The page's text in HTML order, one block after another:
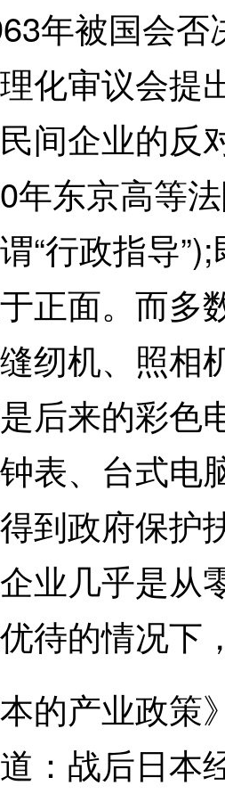
年被国会
化审议会提
间企业的反
年东京高等
“行政指导
正面。而多
纫机、照相
后来的彩色
表、台式电
到政府保护
业几乎是从
待的情况下
产业政策
：战后日本